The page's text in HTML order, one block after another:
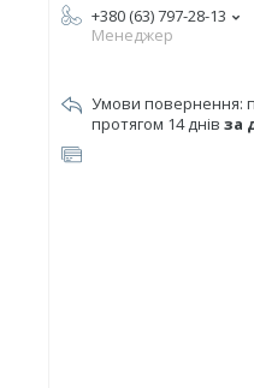
+380 (63) 797-28-13
Менеджер
протягом 14 днів за